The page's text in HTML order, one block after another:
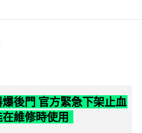
後門 官方緊急下架止血
維修時使用